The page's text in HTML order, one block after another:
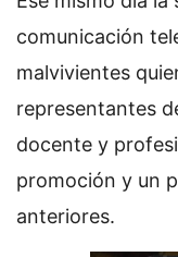
comunicación
malvivientes
representantes
docente y
promoción y un
anteriores.